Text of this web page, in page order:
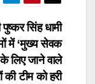
सिंह धामी
में ‘मुख्य सेवक
के लिए जाने वाले
की टीम को हरी